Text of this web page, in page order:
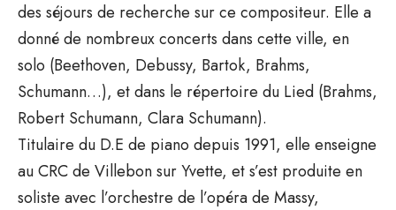
des séjours de recherche sur ce compositeur. Elle a
donné de nombreux concerts dans cette ville, en
solo (Beethoven, Debussy, Bartok, Brahms,
Schumann…), et dans le répertoire du Lied (Brahms,
Robert Schumann, Clara Schumann).
Titulaire du D.E de piano depuis 1991, elle enseigne
au CRC de Villebon sur Yvette, et s’est produite en
soliste avec l’orchestre de l’opéra de Massy,